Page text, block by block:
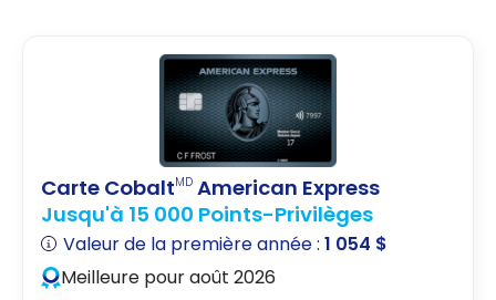
Carte CobaltMD American Express
Jusqu'à 15 000 Points-Privilèges
Valeur de la première année :1 054 $
Meilleure pour août 2026